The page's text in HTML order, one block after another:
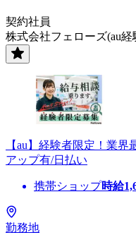
契約社員
株式会社フェローズ(au
【au】経験者限定！業
アップ有/日払い
携帯ショップ時給
勤務地